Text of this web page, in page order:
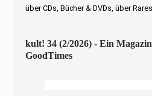
über CDs, Bücher & DVDs, über
kult! 34 (2/2026) - Ein
GoodTimes